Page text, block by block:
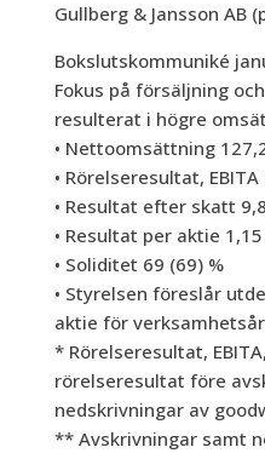
Gullberg & Jansson AB
Bokslutskommuniké
Fokus på försäljning
resulterat i högre
• Nettoomsättning
• Rörelseresultat,
• Resultat efter skatt
• Resultat per aktie 1,15
• Soliditet 69 (69) %
• Styrelsen föreslår
aktie för
* Rörelseresultat,
rörelseresultat före
nedskrivningar av
** Avskrivningar samt